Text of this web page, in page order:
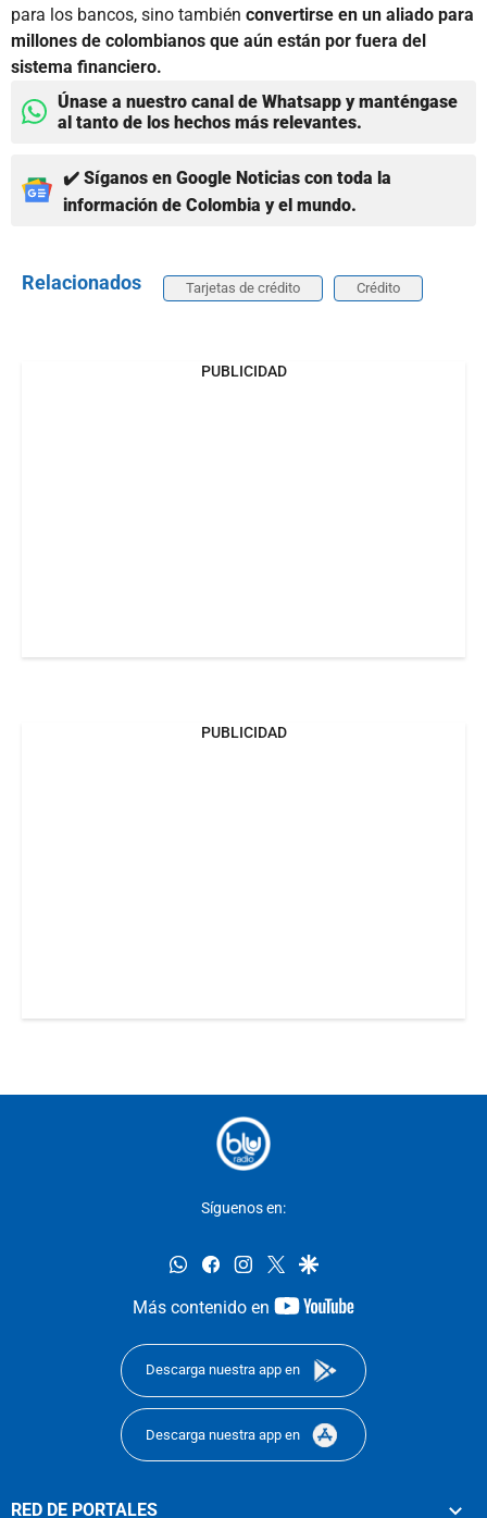
para los bancos, sino también convertirse en un aliado para
millones de colombianos que aún están por fuera del
sistema financiero.
Únase a nuestro canal de Whatsapp y manténgase
al tanto de los hechos más relevantes.
✔️ Síganos en Google Noticias con toda la
información de Colombia y el mundo.
Relacionados Tarjetas de crédito Crédito
PUBLICIDAD
PUBLICIDAD
Síguenos en:
whatsappfacebookinstagram
twittergoogle
Más contenido en
youtube-
Descarga nuestra app en
Descarga nuestra app en
RED DE PORTALES